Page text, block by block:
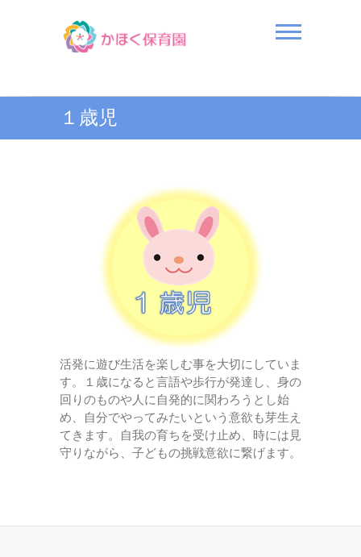
かほく保育園
１歳児
活発に遊び生活を楽しむ事を大切にしていま
す。１歳になると言語や歩行が発達し、身の
回りのものや人に自発的に関わろうとし始
め、自分でやってみたいという意欲も芽生え
てきます。自我の育ちを受け止め、時には見
守りながら、子どもの挑戦意欲に繋げます。